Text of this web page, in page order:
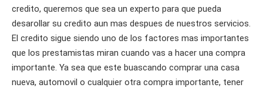
credito, queremos que sea un experto para que pueda
desarollar su credito aun mas despues de nuestros servicios.
El credito sigue siendo uno de los factores mas importantes
que los prestamistas miran cuando vas a hacer una compra
importante. Ya sea que este buascando comprar una casa
nueva, automovil o cualquier otra compra importante, tener